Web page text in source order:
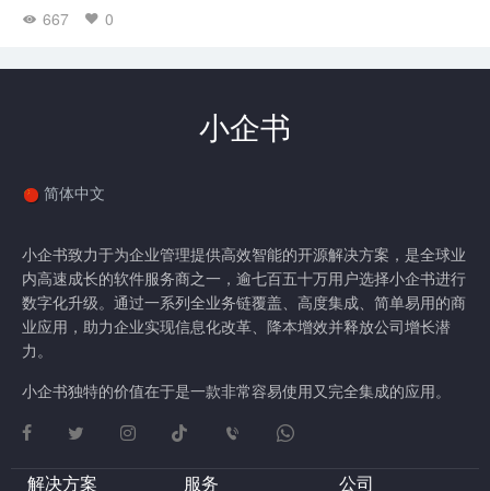
667 0
小企书
解决方案 服务 公司
简体中文
小企书致力于为企业管理提供高效智能的开源解决方案，是全球业
内高速成长的软件服务商之一，逾七百五十万用户选择小企书进行
数字化升级。通过一系列全业务链覆盖、高度集成、简单易用的商
业应用，助力企业实现信息化改革、降本增效并释放公司增长潜
力。
小企书独特的价值在于是一款非常容易使用又完全集成的应用。